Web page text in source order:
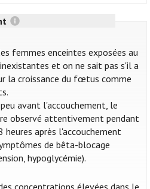
femmes enceintes exposées au
et on ne sait pas s'il a
la croissance du fœtus comme
avant l'accouchement, le
observé attentivement pendant
heures après l'accouchement
de bêta-blocage
hypoglycémie).